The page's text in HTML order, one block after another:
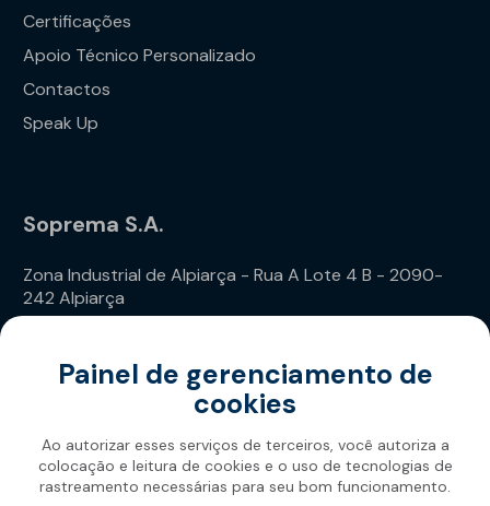
Certificações
Apoio Técnico Personalizado
Contactos
Speak Up
Soprema S.A.
Zona Industrial de Alpiarça - Rua A Lote 4 B - 2090-
242 Alpiarça
Painel de gerenciamento de
cookies
Ao autorizar esses serviços de terceiros, você autoriza a
colocação e leitura de cookies e o uso de tecnologias de
rastreamento necessárias para seu bom funcionamento.